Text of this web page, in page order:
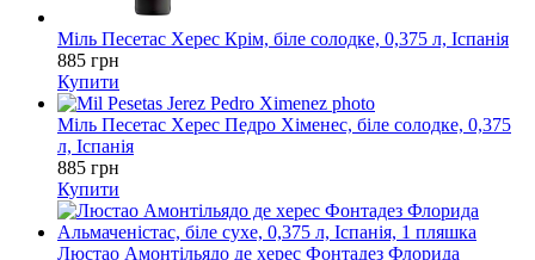
Міль Песетас Херес Крім, біле солодке, 0,375 л, Іспанія
885 грн
Купити
Міль Песетас Херес Педро Хіменес, біле солодке, 0,375
л, Іспанія
885 грн
Купити
Люстао Амонтільядо де херес Фонтадез Флорида